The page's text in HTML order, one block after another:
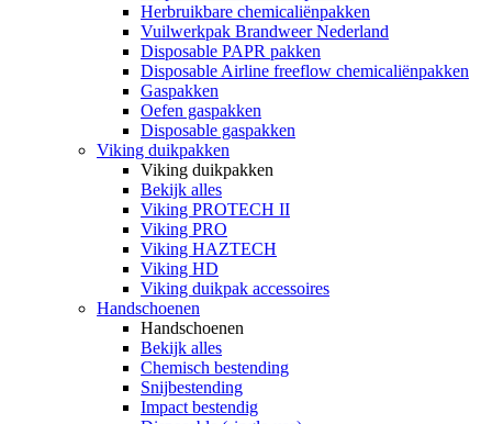
Herbruikbare chemicaliënpakken
Vuilwerkpak Brandweer Nederland
Disposable PAPR pakken
Disposable Airline freeflow chemicaliënpakken
Gaspakken
Oefen gaspakken
Disposable gaspakken
Viking duikpakken
Viking duikpakken
Bekijk alles
Viking PROTECH II
Viking PRO
Viking HAZTECH
Viking HD
Viking duikpak accessoires
Handschoenen
Handschoenen
Bekijk alles
Chemisch bestending
Snijbestending
Impact bestendig